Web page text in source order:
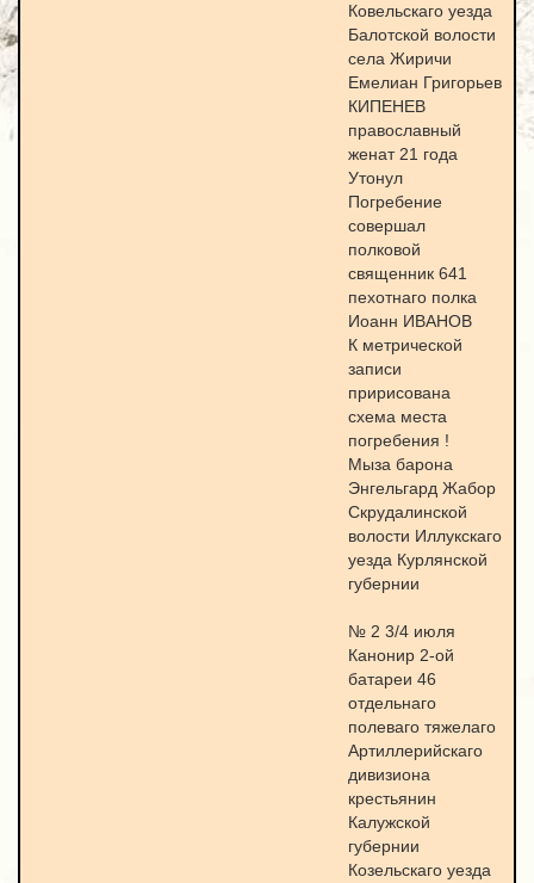
Ковельскаго уезда
Балотской волости
села Жиричи
Емелиан Григорьев
КИПЕНЕВ
православный
женат 21 года
Утонул
Погребение
совершал
полковой
священник 641
пехотнаго полка
Иоанн ИВАНОВ
К метрической
записи
пририсована
схема места
погребения !
Мыза барона
Энгельгард Жабор
Скрудалинской
волости Иллукскаго
уезда Курлянской
губернии
№ 2 3/4 июля
Канонир 2-ой
батареи 46
отдельнаго
полеваго тяжелаго
Артиллерийскаго
дивизиона
крестьянин
Калужской
губернии
Козельскаго уезда